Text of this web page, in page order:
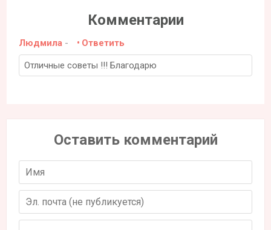
Комментарии
Людмила - Ответить
Отличные советы !!! Благодарю
Оставить комментарий